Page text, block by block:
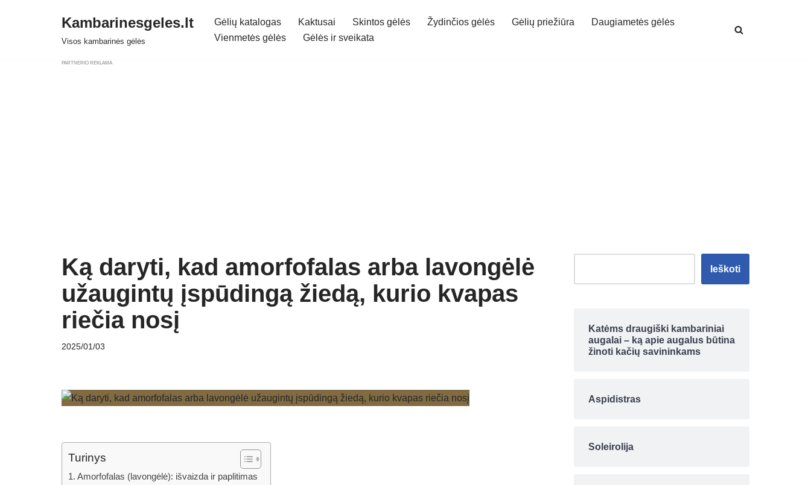
Kambarinesgeles.lt
Visos kambarinės gėlės
Gėlių katalogas Kaktusai Skintos gėlės Žydinčios gėlės Gėlių priežiūra
Daugiametės gėlės
Vienmetės gėlės
Gėlės ir sveikata
PARTNERIO REKLAMA
Ką daryti, kad amorfofalas arba lavongėlė
užaugintų įspūdingą žiedą, kurio kvapas
riečia nosį
2025/01/03
Turinys
Amorfofalas (lavongėlė): išvaizda ir paplitimas
Ieškoti
Katėms draugiški kambariniai
augalai – ką apie augalus būtina
žinoti kačių savininkams
Aspidistras
Soleirolija